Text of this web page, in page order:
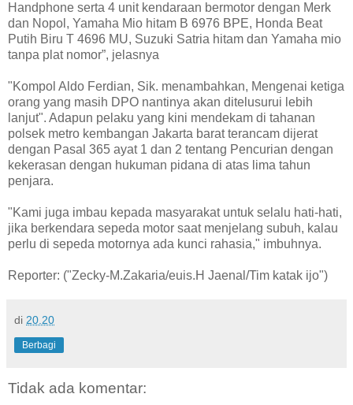
Handphone serta 4 unit kendaraan bermotor dengan Merk
dan Nopol, Yamaha Mio hitam B 6976 BPE, Honda Beat
Putih Biru T 4696 MU, Suzuki Satria hitam dan Yamaha mio
tanpa plat nomor”, jelasnya
"Kompol Aldo Ferdian, Sik. menambahkan, Mengenai ketiga
orang yang masih DPO nantinya akan ditelusurui lebih
lanjut". Adapun pelaku yang kini mendekam di tahanan
polsek metro kembangan Jakarta barat terancam dijerat
dengan Pasal 365 ayat 1 dan 2 tentang Pencurian dengan
kekerasan dengan hukuman pidana di atas lima tahun
penjara.
"Kami juga imbau kepada masyarakat untuk selalu hati-hati,
jika berkendara sepeda motor saat menjelang subuh, kalau
perlu di sepeda motornya ada kunci rahasia," imbuhnya.
Reporter: ("Zecky-M.Zakaria/euis.H Jaenal/Tim katak ijo")
di 20.20
Berbagi
Tidak ada komentar: